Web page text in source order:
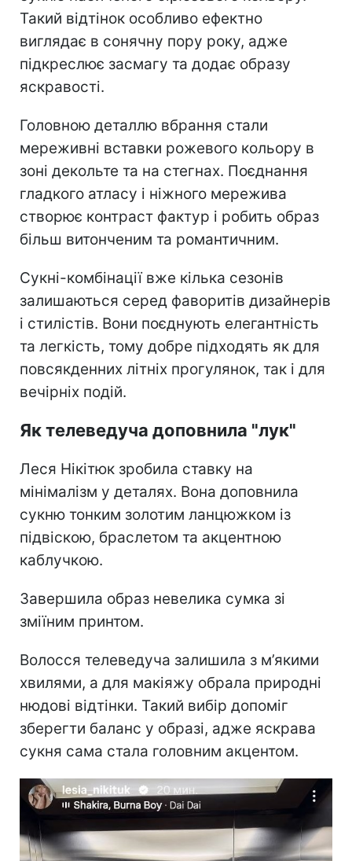
Такий відтінок особливо ефектно
виглядає в сонячну пору року, адже
підкреслює засмагу та додає образу
яскравості.
Головною деталлю вбрання стали
мереживні вставки рожевого кольору в
зоні декольте та на стегнах. Поєднання
гладкого атласу і ніжного мережива
створює контраст фактур і робить образ
більш витонченим та романтичним.
Сукні-комбінації вже кілька сезонів
залишаються серед фаворитів дизайнерів
і стилістів. Вони поєднують елегантність
та легкість, тому добре підходять як для
повсякденних літніх прогулянок, так і для
вечірніх подій.
Як телеведуча доповнила "лук"
Леся Нікітюк зробила ставку на
мінімалізм у деталях. Вона доповнила
сукню тонким золотим ланцюжком із
підвіскою, браслетом та акцентною
каблучкою.
Завершила образ невелика сумка зі
зміїним принтом.
Волосся телеведуча залишила з м’якими
хвилями, а для макіяжу обрала природні
нюдові відтінки. Такий вибір допоміг
зберегти баланс у образі, адже яскрава
сукня сама стала головним акцентом.